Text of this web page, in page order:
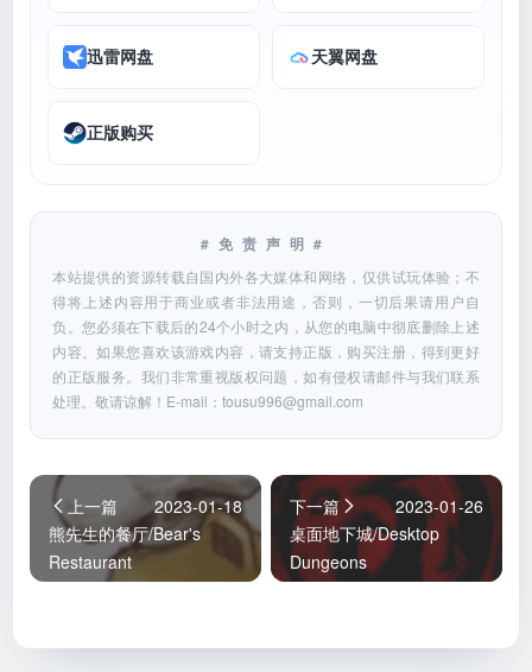
迅雷网盘 天翼网盘
正版购买
#免责声明#
本站提供的资源转载自国内外各大媒体和网络，仅供试玩体验；不
得将上述内容用于商业或者非法用途，否则，一切后果请用户自
负。您必须在下载后的24个小时之内，从您的电脑中彻底删除上述
内容。如果您喜欢该游戏内容，请支持正版，购买注册，得到更好
的正版服务。我们非常重视版权问题，如有侵权请邮件与我们联系
处理。敬请谅解！E-mail：tousu996@gmail.com
上一篇
2023-01-18
熊先生的餐厅/Bear's
Restaurant
下一篇
2023-01-26
桌面地下城/Desktop
Dungeons